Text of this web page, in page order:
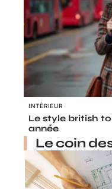
INTÉRIEUR
Le style british
année
Le coin